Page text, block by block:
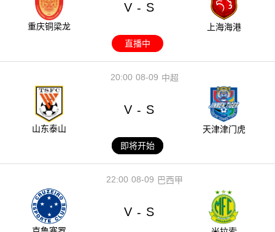
重庆铜梁龙
V - S
上海海港
直播中
08-09
20:00 中超
山东泰山
V - S
天津津门虎
即将开始
08-09
22:00 巴西甲
V - S